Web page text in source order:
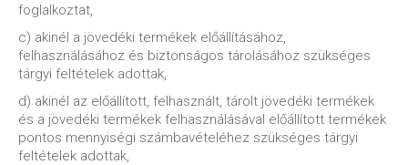
foglalkoztat,
c) akinél a jövedéki termékek előállításához,
felhasználásához és biztonságos tárolásához szükséges
tárgyi feltételek adottak,
d) akinél az előállított, felhasznált, tárolt jövedéki termékek
és a jövedéki termékek felhasználásával előállított termékek
pontos mennyiségi számbavételéhez szükséges tárgyi
feltételek adottak,